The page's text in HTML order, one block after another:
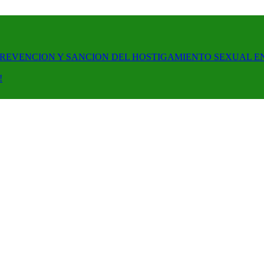
Y SANCION DEL HOSTIGAMIENTO SEXUAL